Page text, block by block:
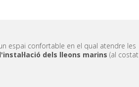
espai confortable en el qual atendre les
dels lleons marins (al costat